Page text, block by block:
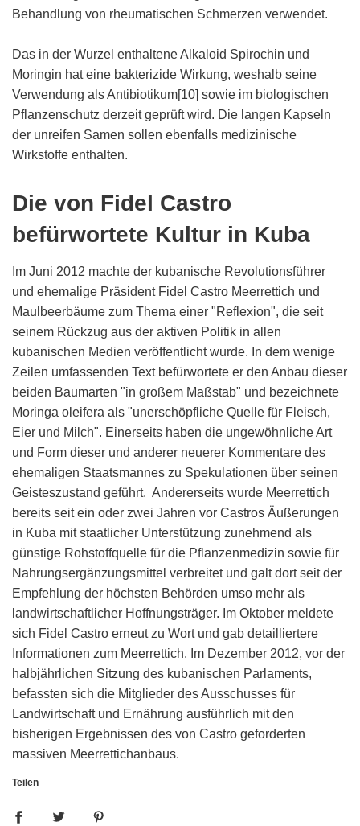
Behandlung von rheumatischen Schmerzen verwendet.
Das in der Wurzel enthaltene Alkaloid Spirochin und
Moringin hat eine bakterizide Wirkung, weshalb seine
Verwendung als Antibiotikum[10] sowie im biologischen
Pflanzenschutz derzeit geprüft wird. Die langen Kapseln
der unreifen Samen sollen ebenfalls medizinische
Wirkstoffe enthalten.
Die von Fidel Castro
befürwortete Kultur in Kuba
Im Juni 2012 machte der kubanische Revolutionsführer
und ehemalige Präsident Fidel Castro Meerrettich und
Maulbeerbäume zum Thema einer "Reflexion", die seit
seinem Rückzug aus der aktiven Politik in allen
kubanischen Medien veröffentlicht wurde. In dem wenige
Zeilen umfassenden Text befürwortete er den Anbau dieser
beiden Baumarten "in großem Maßstab" und bezeichnete
Moringa oleifera als "unerschöpfliche Quelle für Fleisch,
Eier und Milch". Einerseits haben die ungewöhnliche Art
und Form dieser und anderer neuerer Kommentare des
ehemaligen Staatsmannes zu Spekulationen über seinen
Geisteszustand geführt. Andererseits wurde Meerrettich
bereits seit ein oder zwei Jahren vor Castros Äußerungen
in Kuba mit staatlicher Unterstützung zunehmend als
günstige Rohstoffquelle für die Pflanzenmedizin sowie für
Nahrungsergänzungsmittel verbreitet und galt dort seit der
Empfehlung der höchsten Behörden umso mehr als
landwirtschaftlicher Hoffnungsträger. Im Oktober meldete
sich Fidel Castro erneut zu Wort und gab detailliertere
Informationen zum Meerrettich. Im Dezember 2012, vor der
halbjährlichen Sitzung des kubanischen Parlaments,
befassten sich die Mitglieder des Ausschusses für
Landwirtschaft und Ernährung ausführlich mit den
bisherigen Ergebnissen des von Castro geforderten
massiven Meerrettichanbaus.
Teilen